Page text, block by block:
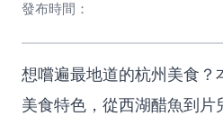
發布時間：
想嚐遍最地道的杭州美食？
美食特色，從西湖醋魚到